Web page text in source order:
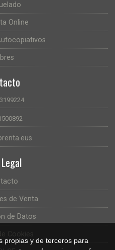
Online
de Venta
de Datos
propias y de terceros para